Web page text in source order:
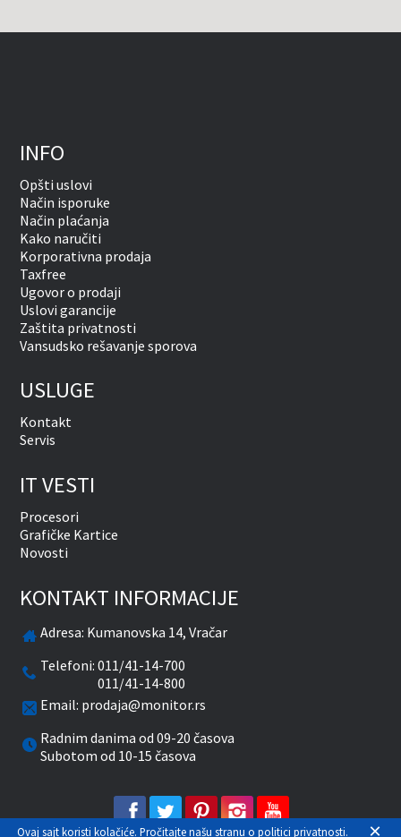
INFO
Opšti uslovi
Način isporuke
Način plaćanja
Kako naručiti
Korporativna prodaja
Taxfree
Ugovor o prodaji
Uslovi garancije
Zaštita privatnosti
Vansudsko rešavanje sporova
USLUGE
Kontakt
Servis
IT VESTI
Procesori
Grafičke Kartice
Novosti
KONTAKT INFORMACIJE
Adresa: Kumanovska 14, Vračar
Telefoni:011/41-14-700
011/41-14-800
Email: prodaja@monitor.rs
Radnim danima od 09-20 časova
Subotom od 10-15 časova
facebooktwitter pinterestinstagramyoutube
Ovaj sajt koristi kolačiće. Pročitajte našu stranu o politici privatnosti. ×